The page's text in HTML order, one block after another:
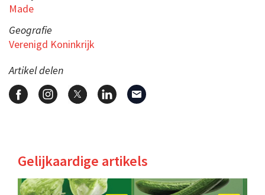
Made
Geografie
Verenigd Koninkrijk
Artikel delen
Gelijkaardige artikels